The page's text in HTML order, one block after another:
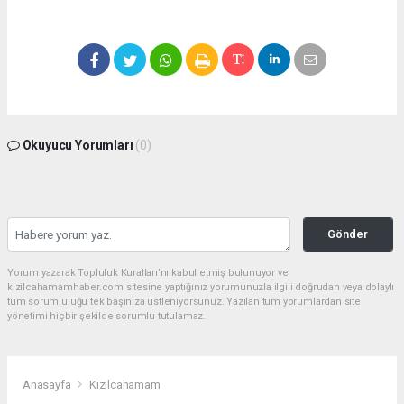
Okuyucu Yorumları (0)
Gönder
Yorum yazarak Topluluk Kuralları’nı kabul etmiş bulunuyor ve
kizilcahamamhaber.com sitesine yaptığınız yorumunuzla ilgili doğrudan veya dolaylı
tüm sorumluluğu tek başınıza üstleniyorsunuz. Yazılan tüm yorumlardan site
yönetimi hiçbir şekilde sorumlu tutulamaz.
Anasayfa Kızılcahamam